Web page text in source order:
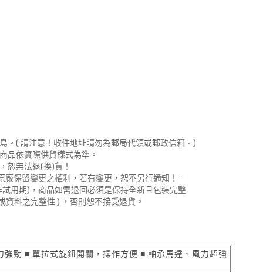
。( 請注意！收件地址請勿為郵局代領或郵政信箱。)
品依實際供貨樣式為準。
恕無法退(換)貨！
保留變更之權利，若有變更，恕不另行通知！。
用期)，商品如需退回必須是保持全新且包裝完整
料之完整性 ) ，否則恕不接受退貨。
強勁 ■ 單拉式旋鈕開關，操作方便 ■ 軸承馬達、風力超強